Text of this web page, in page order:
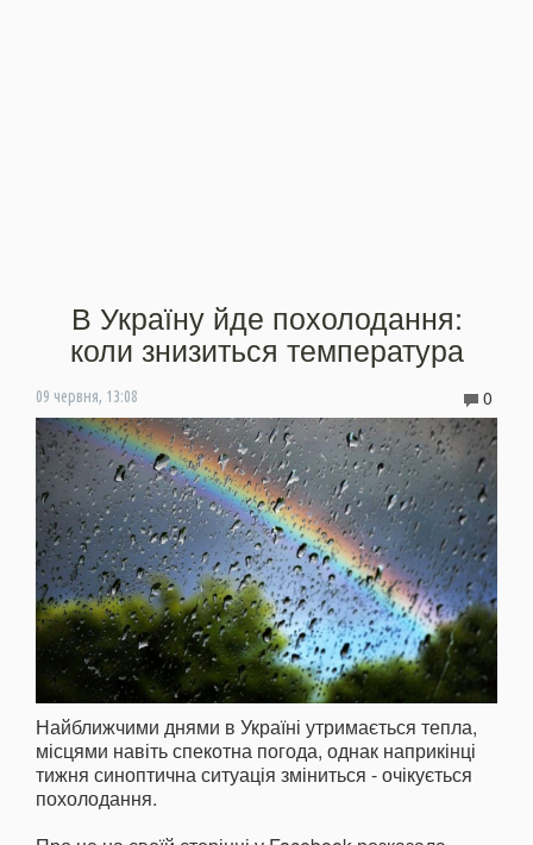
В Україну йде похолодання:
коли знизиться температура
09 червня, 13:08 0
Найближчими днями в Україні утримається тепла,
місцями навіть спекотна погода, однак наприкінці
тижня синоптична ситуація зміниться - очікується
похолодання.